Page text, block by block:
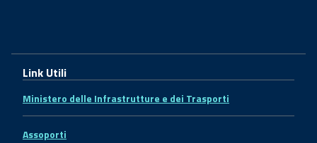
Link Utili
Ministero delle Infrastrutture e dei Trasporti
Assoporti